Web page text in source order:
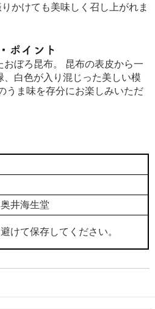
かけても美味しく召し上がれま
ぼろ昆布。 昆布の表皮から一
白色が入り混じった美しい模
うま味を存分にお楽しみいただ
井海生堂
けて保存してください。